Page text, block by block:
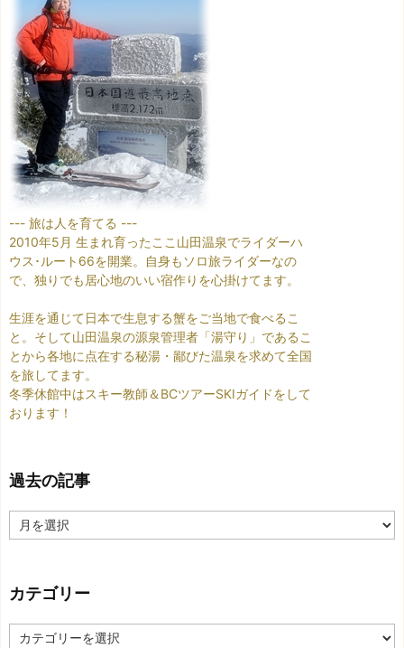
--- 旅は人を育てる ---
2010年5月 生まれ育ったここ山田温泉でライダーハ
ウス･ルート66を開業。自身もソロ旅ライダーなの
で、独りでも居心地のいい宿作りを心掛けてます。
生涯を通じて日本で生息する蟹をご当地で食べるこ
と。そして山田温泉の源泉管理者「湯守り」であるこ
とから各地に点在する秘湯・鄙びた温泉を求めて全国
を旅してます。
冬季休館中はスキー教師＆BCツアーSKIガイドをして
おります！
過去の記事
去
事
カテゴリー
カ